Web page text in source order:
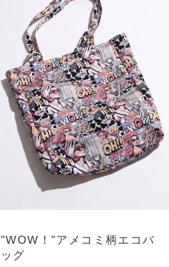
"WOW！"アメコミ柄エコバ
ッグ